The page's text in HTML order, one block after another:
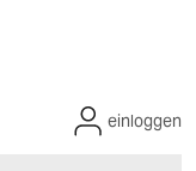
einloggen